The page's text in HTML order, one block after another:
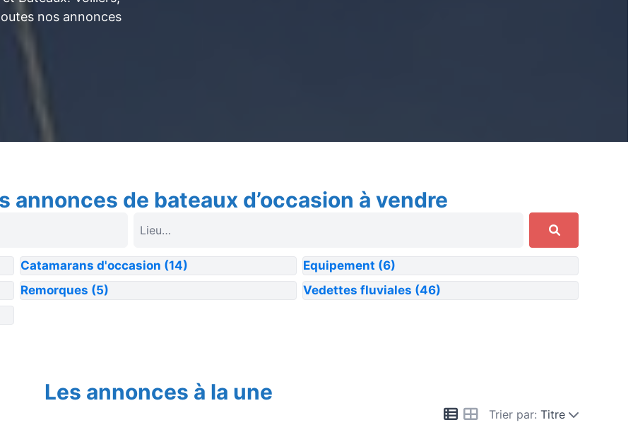
nos annonces
annonces de bateaux d’occasion à vendre
Catamarans d'occasion (14) Equipement (6)
Remorques (5) Vedettes fluviales (46)
Les annonces à la une
Trier par: Titre